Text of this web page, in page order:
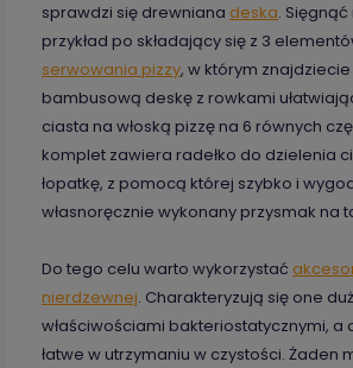
sprawdzi się drewniana deska.
przykład po składający się z 3
serwowania pizzy, w którym znajdziecie
bambusową deskę z rowkami
ciasta na włoską pizzę na 6 równych
komplet zawiera radełko do dzielenia
łopatkę, z pomocą której szybko i
własnoręcznie wykonany przysmak na
Do tego celu warto wykorzystać
nierdzewnej. Charakteryzują się one
właściwościami bakteriostatycznymi, a
łatwe w utrzymaniu w czystości. Żaden